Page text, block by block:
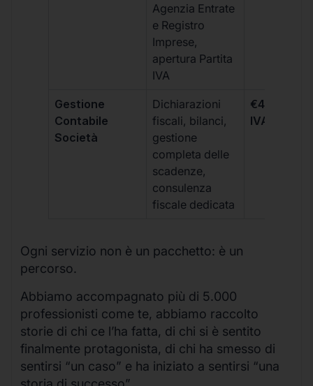
Agenzia Entrate
e Registro
Imprese,
apertura Partita
IVA
Gestione
Contabile
Società
Dichiarazioni
fiscali, bilanci,
gestione
completa delle
scadenze,
consulenza
fiscale dedicata
€499 +
IVA/
Ogni servizio non è un pacchetto: è un
percorso.
Abbiamo accompagnato più di 5.000
professionisti come te, abbiamo raccolto
storie di chi ce l’ha fatta, di chi si è sentito
finalmente protagonista, di chi ha smesso di
sentirsi “un caso” e ha iniziato a sentirsi “una